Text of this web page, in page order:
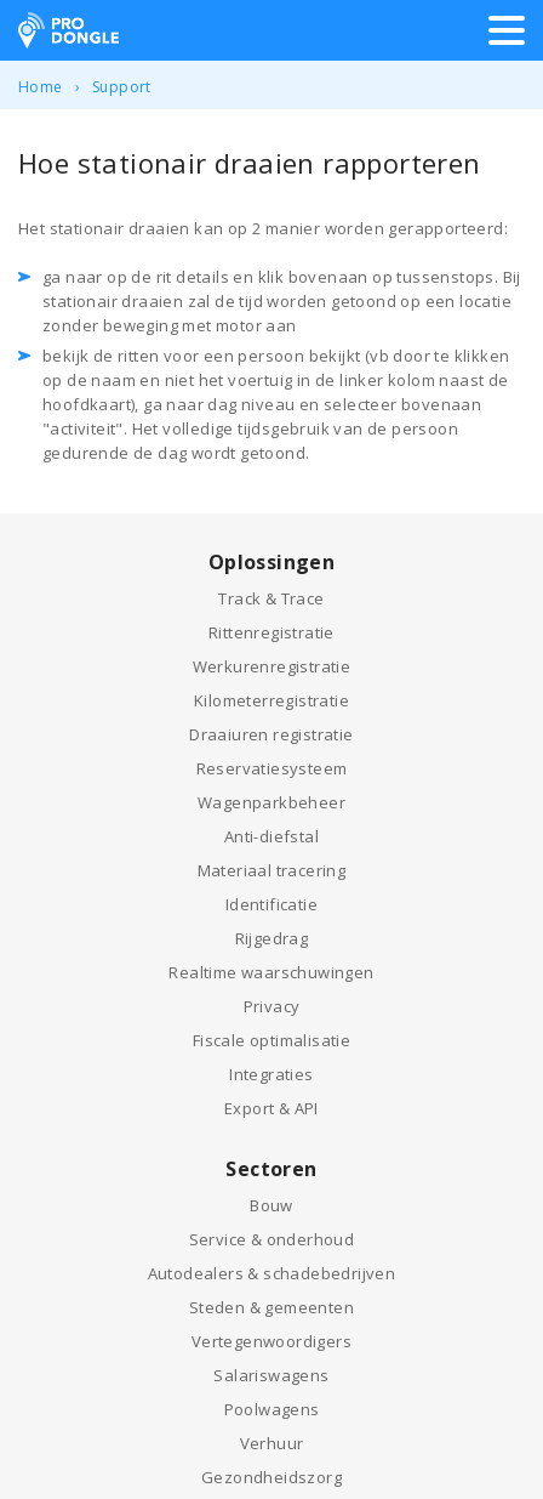
ProDongle Track & Trace
Home Support
Hoe stationair draaien rapporteren
Het stationair draaien kan op 2 manier worden gerapporteerd:
ga naar op de rit details en klik bovenaan op tussenstops. Bij
stationair draaien zal de tijd worden getoond op een locatie
zonder beweging met motor aan
bekijk de ritten voor een persoon bekijkt (vb door te klikken
op de naam en niet het voertuig in de linker kolom naast de
hoofdkaart), ga naar dag niveau en selecteer bovenaan
"activiteit". Het volledige tijdsgebruik van de persoon
gedurende de dag wordt getoond.
Oplossingen
Track & Trace
Rittenregistratie
Werkurenregistratie
Kilometerregistratie
Draaiuren registratie
Reservatiesysteem
Wagenparkbeheer
Anti-diefstal
Materiaal tracering
Identificatie
Rijgedrag
Realtime waarschuwingen
Privacy
Fiscale optimalisatie
Integraties
Export & API
Sectoren
Bouw
Service & onderhoud
Autodealers & schadebedrijven
Steden & gemeenten
Vertegenwoordigers
Salariswagens
Poolwagens
Verhuur
Gezondheidszorg